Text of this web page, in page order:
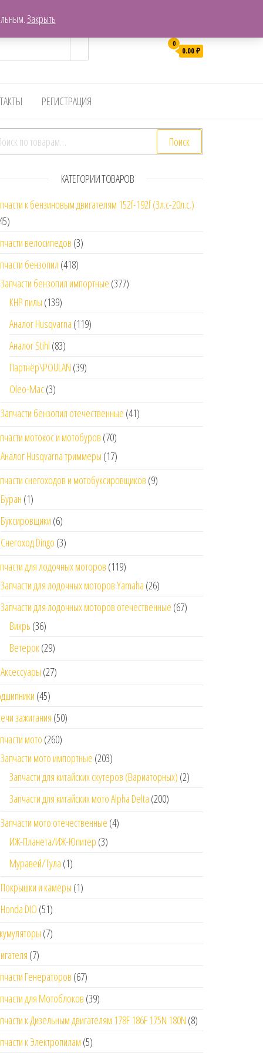
0
0.00₽
РЕГИСТРАЦИЯ
Поиск
КАТЕГОРИИ ТОВАРОВ
к бензиновым двигателям 152f-192f (3л.с-20л.с.)
велосипедов (3)
бензопил (418)
Запчасти бензопил импортные (377)
КНР пилы (139)
Аналог Husqvarna (119)
Аналог Stihl (83)
Партнёр\POULAN (39)
Oleo-Mac(3)
Запчасти бензопил отечественные (41)
мотокос и мотобуров (70)
Аналог Husqvarna триммеры (17)
снегоходов и мотобуксировщиков (9)
Буран (1)
Буксировщики (6)
Снегоход Dingo (3)
для лодочных моторов (119)
Запчасти для лодочных моторов Yamaha (26)
Запчасти для лодочных моторов отечественные (67)
Вихрь (36)
Ветерок(29)
Аксессуары (27)
(45)
зажигания (50)
мото (260)
Запчасти мото импортные (203)
Запчасти для китайских скутеров (Вариаторных) (2)
Запчасти для китайских мото Alpha Delta (200)
Запчасти мото отечественные (4)
ИЖ-Планета/ИЖ-Юпитер (3)
Муравей/Тула (1)
Покрышки и камеры (1)
Honda DIO (51)
(7)
(7)
Генераторов (67)
для Мотоблоков (39)
к Дизельным двигателям 178F 186F 175N 180N (8)
к Электропилам (5)
Закрыть